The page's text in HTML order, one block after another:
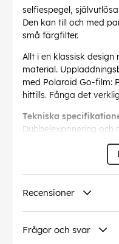
selfiespegel,
Den kan till och med
små färgfilter.
Allt i en klassisk
material.
med Polaroid Go-film:
hittills. Fånga det
Tekniska
Dubbelexponering och
Fungerar med
Använder Polaroid Go-
Exakt, ögonvänligt
Handledsrem och
Recensioner
Frågor och svar